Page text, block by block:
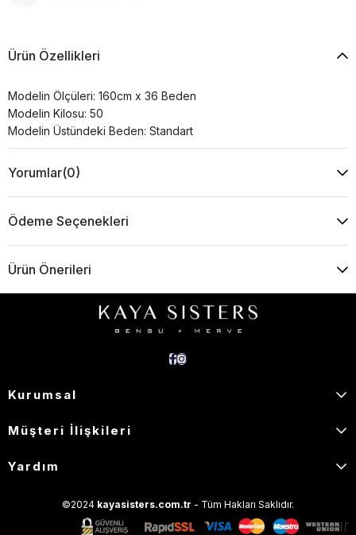
Ürün Özellikleri
Modelin Ölçüleri: 160cm x 36 Beden
Modelin Kilosu: 50
Modelin Üstündeki Beden: Standart
Yorumlar(0)
Ödeme Seçenekleri
Ürün Önerileri
Kurumsal
Müşteri İlişkileri
Yardım
©2024 kayasisters.com.tr - Tüm Hakları Saklıdır.